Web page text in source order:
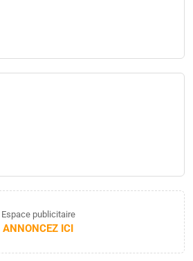
Espace publicitaire
ANNONCEZ ICI